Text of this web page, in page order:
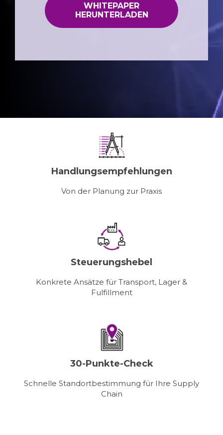
WHITEPAPER
HERUNTERLADEN
Handlungsempfehlungen
Von der Planung zur Praxis
Steuerungshebel
Konkrete Ansätze für Transport, Lager &
Fulfillment
30-Punkte-Check
Schnelle Standortbestimmung für Ihre Supply
Chain